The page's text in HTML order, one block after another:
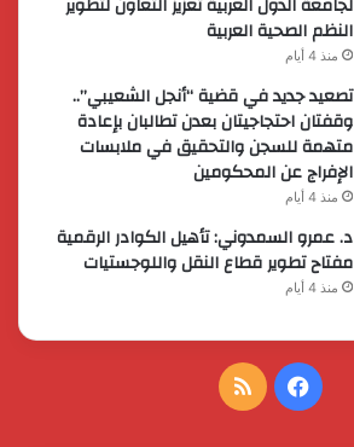
النظم الصحية العربية
منذ 4 أيام
تصعيد جديد في قضية “أنجل الشعيبي”..
وقفتان احتجاجيتان بعدن تطالبان بإعادة
متهمة للسجن والتحقيق في ملابسات
الإفراج عن المحكومين
منذ 4 أيام
د. عمرو السمدوني: تأهيل الكوادر الرقمية
مفتاح تطوير قطاع النقل واللوجستيات
منذ 4 أيام
فيسبوكملخص